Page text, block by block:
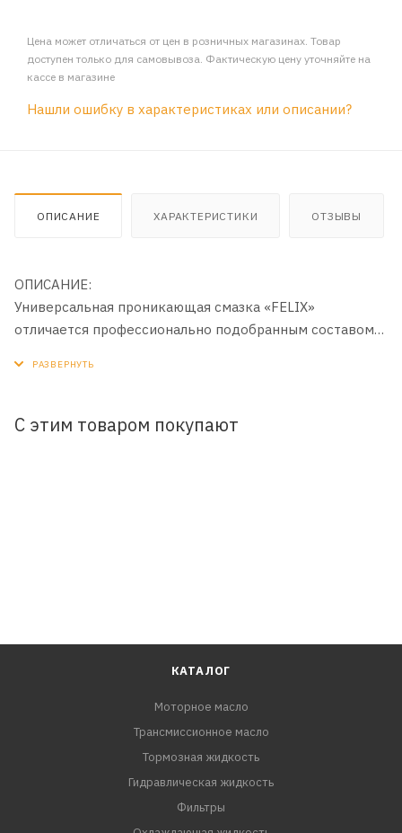
Цена может отличаться от цен в розничных магазинах. Товар
доступен только для самовывоза. Фактическую цену уточняйте на
кассе в магазине
Нашли ошибку в характеристиках или описании?
ОПИСАНИЕ ХАРАКТЕРИСТИКИ ОТЗЫВЫ
ОПИСАНИЕ:
Универсальная проникающая смазка «FELIX»
отличается профессионально подобранным составом
примерзших механизмов. Образуя стойкую защитную
С этим товаром покупают
КАТАЛОГ
Моторное масло
Трансмиссионное масло
Тормозная жидкость
Гидравлическая жидкость
Фильтры